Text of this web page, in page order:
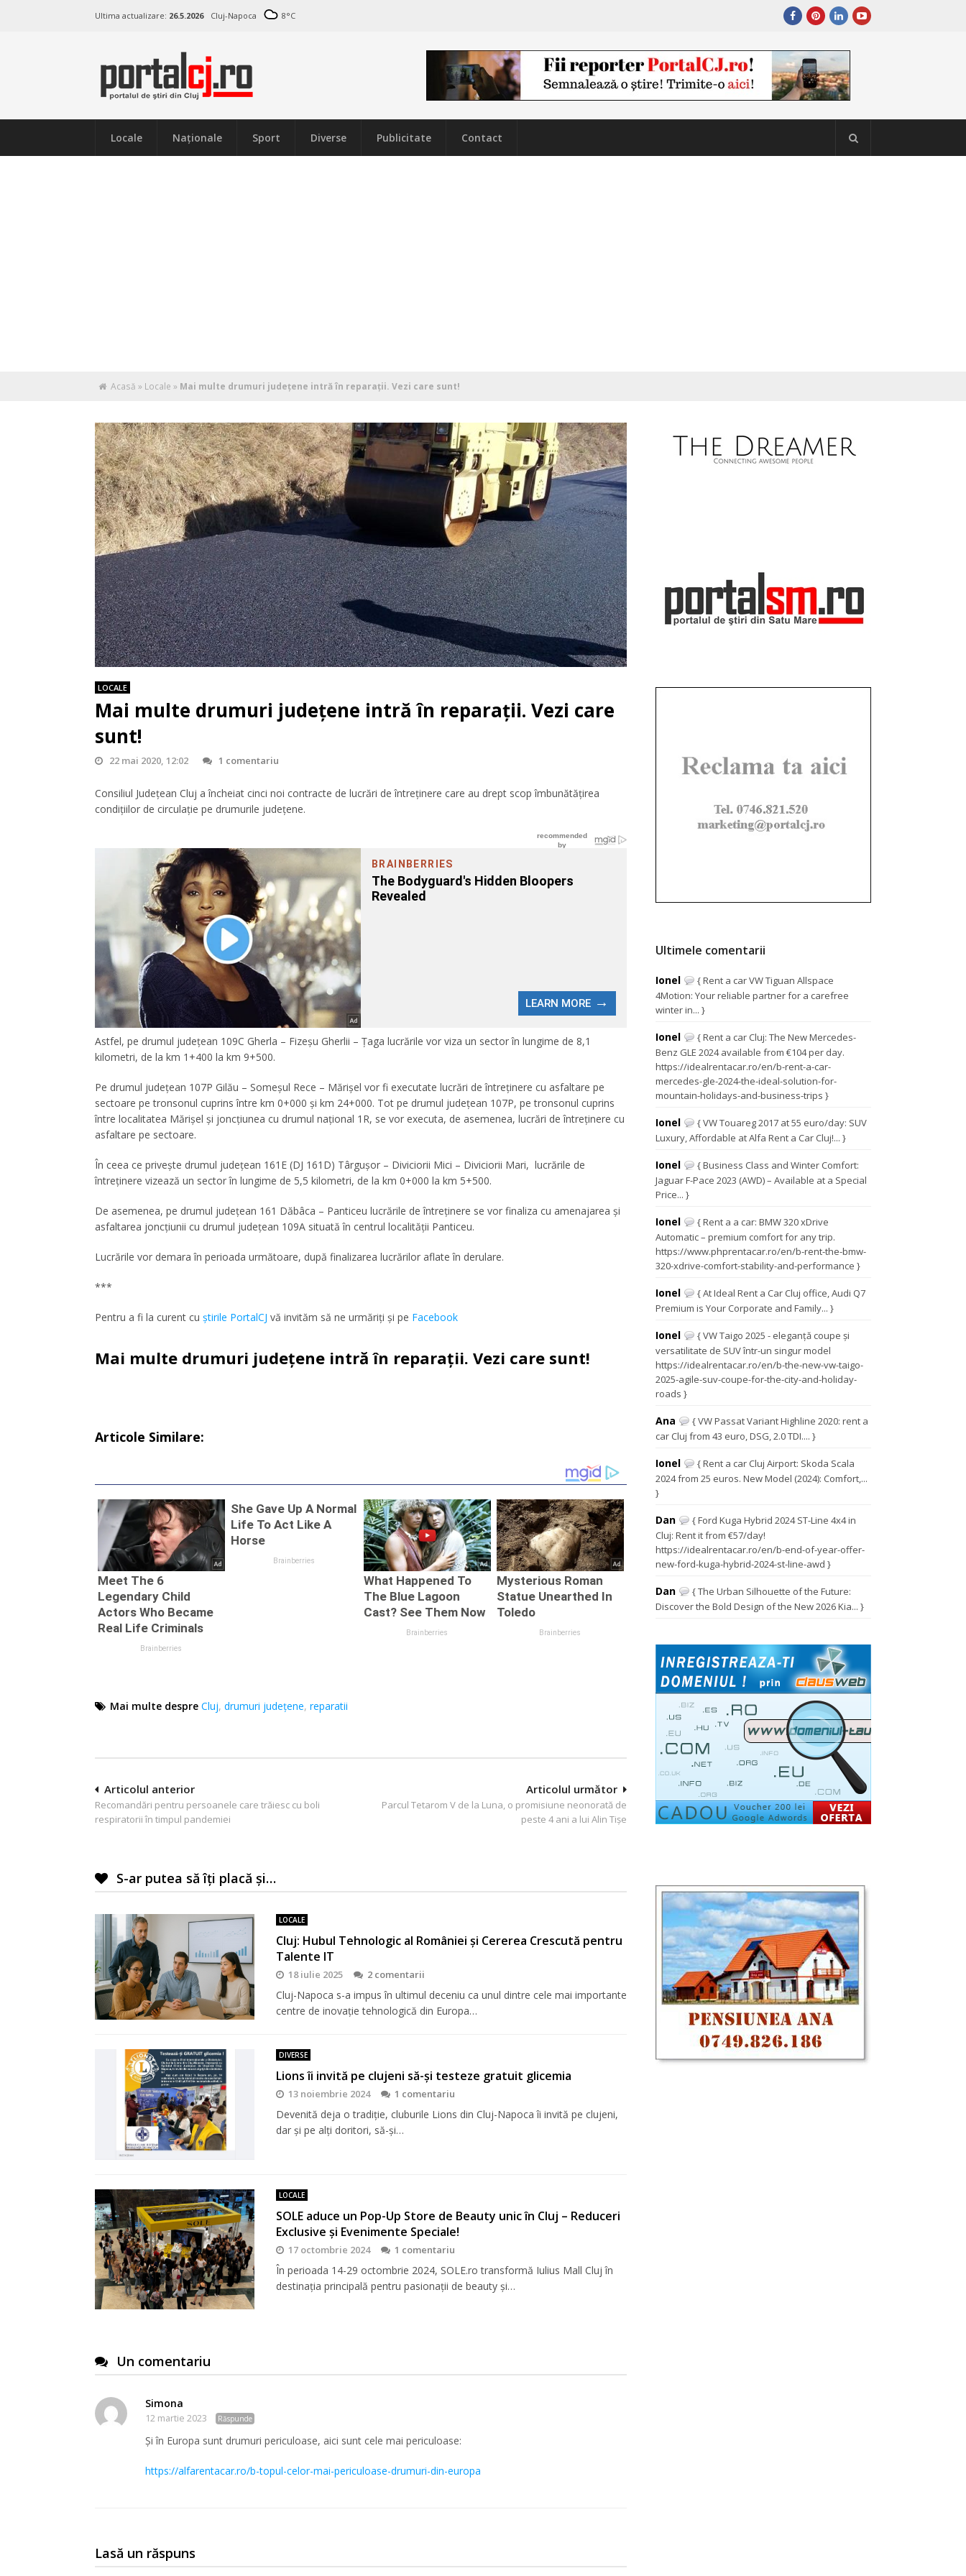
Ultima actualizare: 26.5.2026 Cluj-Napoca 8°C
Locale Naţionale Sport Diverse Publicitate Contact
Acasă » Locale » Mai multe drumuri județene intră în reparații. Vezi care sunt!
LOCALE
Mai multe drumuri județene intră în reparații. Vezi care
sunt!
22 mai 2020, 12:02 1 comentariu
Consiliul Județean Cluj a încheiat cinci noi contracte de lucrări de întreținere care au drept scop îmbunătățirea
condițiilor de circulație pe drumurile județene.
Astfel, pe drumul județean 109C Gherla – Fizeșu Gherlii – Țaga lucrările vor viza un sector în lungime de 8,1
kilometri, de la km 1+400 la km 9+500.
Pe drumul județean 107P Gilău – Someșul Rece – Mărișel vor fi executate lucrări de întreținere cu asfaltare pe
sectoare pe tronsonul cuprins între km 0+000 și km 24+000. Tot pe drumul județean 107P, pe tronsonul cuprins
între localitatea Mărișel și joncțiunea cu drumul național 1R, se vor executa, de asemenea, lucrări de întreținere cu
asfaltare pe sectoare.
În ceea ce privește drumul județean 161E (DJ 161D) Târgușor – Diviciorii Mici – Diviciorii Mari, lucrările de
întreținere vizează un sector în lungime de 5,5 kilometri, de la km 0+000 la km 5+500.
De asemenea, pe drumul județean 161 Dăbâca – Panticeu lucrările de întreținere se vor finaliza cu amenajarea și
asfaltarea joncțiunii cu drumul județean 109A situată în centrul localității Panticeu.
Lucrările vor demara în perioada următoare, după finalizarea lucrărilor aflate în derulare.
***
Pentru a fi la curent cu ştirile PortalCJ vă invităm să ne urmăriţi şi pe Facebook
Mai multe drumuri județene intră în reparații. Vezi care sunt!
Articole Similare:
Mai multe despre Cluj, drumuri județene, reparatii
Navigare
în
Articolul următor
Parcul Tetarom V de la Luna, o promisiune neonorată de
peste 4 ani a lui Alin Tișe
Articolul anterior
Recomandări pentru persoanele care trăiesc cu boli
respiratorii în timpul pandemiei
S-ar putea să îți placă și…
LOCALE
Cluj: Hubul Tehnologic al României și Cererea Crescută pentru
Talente IT
18 iulie 2025 2 comentarii
Cluj-Napoca s-a impus în ultimul deceniu ca unul dintre cele mai importante
centre de inovație tehnologică din Europa…
DIVERSE
Lions îi invită pe clujeni să-şi testeze gratuit glicemia
13 noiembrie 2024 1 comentariu
Devenită deja o tradiţie, cluburile Lions din Cluj-Napoca îi invită pe clujeni,
dar şi pe alţi doritori, să-şi…
LOCALE
SOLE aduce un Pop-Up Store de Beauty unic în Cluj – Reduceri
Exclusive și Evenimente Speciale!
17 octombrie 2024 1 comentariu
În perioada 14-29 octombrie 2024, SOLE.ro transformă Iulius Mall Cluj în
destinația principală pentru pasionații de beauty și…
Un comentariu
Simona
12 martie 2023 Răspunde
Și în Europa sunt drumuri periculoase, aici sunt cele mai periculoase:
https://alfarentacar.ro/b-topul-celor-mai-periculoase-drumuri-din-europa
Lasă un răspuns
Ultimele comentarii
Ionel
{ Rent a car VW Tiguan Allspace
4Motion: Your reliable partner for a carefree
winter in... }
Ionel
{ Rent a car Cluj: The New Mercedes-
Benz GLE 2024 available from €104 per day.
https://idealrentacar.ro/en/b-rent-a-car-
mercedes-gle-2024-the-ideal-solution-for-
mountain-holidays-and-business-trips }
Ionel
{ VW Touareg 2017 at 55 euro/day: SUV
Luxury, Affordable at Alfa Rent a Car Cluj!... }
Ionel
{ Business Class and Winter Comfort:
Jaguar F-Pace 2023 (AWD) – Available at a Special
Price... }
Ionel
{ Rent a a car: BMW 320 xDrive
Automatic – premium comfort for any trip.
https://www.phprentacar.ro/en/b-rent-the-bmw-
320-xdrive-comfort-stability-and-performance }
Ionel
{ At Ideal Rent a Car Cluj office, Audi Q7
Premium is Your Corporate and Family... }
Ionel
{ VW Taigo 2025 - eleganță coupe și
versatilitate de SUV într-un singur model
https://idealrentacar.ro/en/b-the-new-vw-taigo-
2025-agile-suv-coupe-for-the-city-and-holiday-
roads }
Ana
{ VW Passat Variant Highline 2020: rent a
car Cluj from 43 euro, DSG, 2.0 TDI.... }
Ionel
{ Rent a car Cluj Airport: Skoda Scala
2024 from 25 euros. New Model (2024): Comfort,...
}
Dan
{ Ford Kuga Hybrid 2024 ST-Line 4x4 in
Cluj: Rent it from €57/day!
https://idealrentacar.ro/en/b-end-of-year-offer-
new-ford-kuga-hybrid-2024-st-line-awd }
Dan
{ The Urban Silhouette of the Future:
Discover the Bold Design of the New 2026 Kia... }